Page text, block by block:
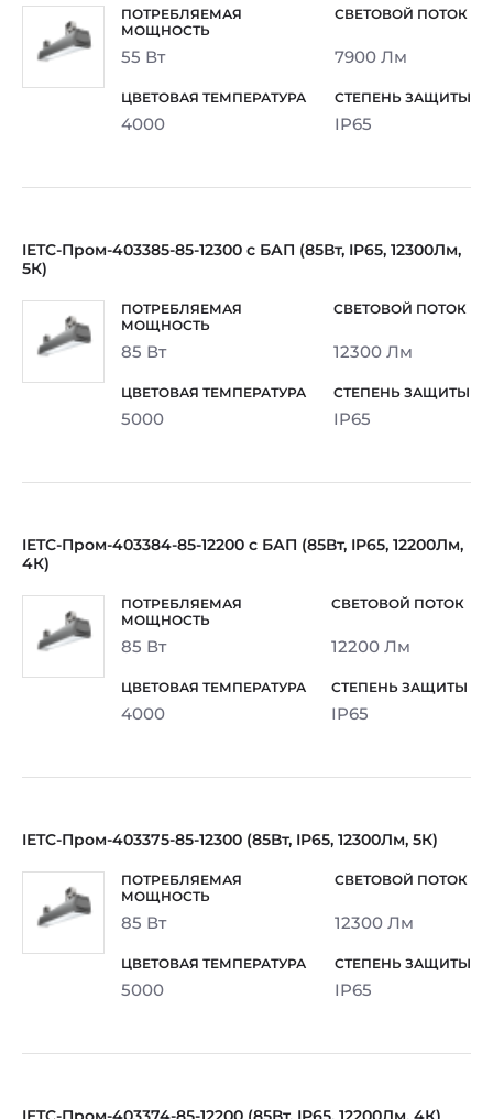
55 Вт 7900 Лм
4000 IP65
IETC-Пром-403385-85-12300 с БАП (85Вт, IP65, 12300Лм,
5К)
85 Вт 12300 Лм
5000 IP65
IETC-Пром-403384-85-12200 с БАП (85Вт, IP65, 12200Лм,
4К)
85 Вт 12200 Лм
4000 IP65
IETC-Пром-403375-85-12300 (85Вт, IP65, 12300Лм, 5К)
85 Вт 12300 Лм
5000 IP65